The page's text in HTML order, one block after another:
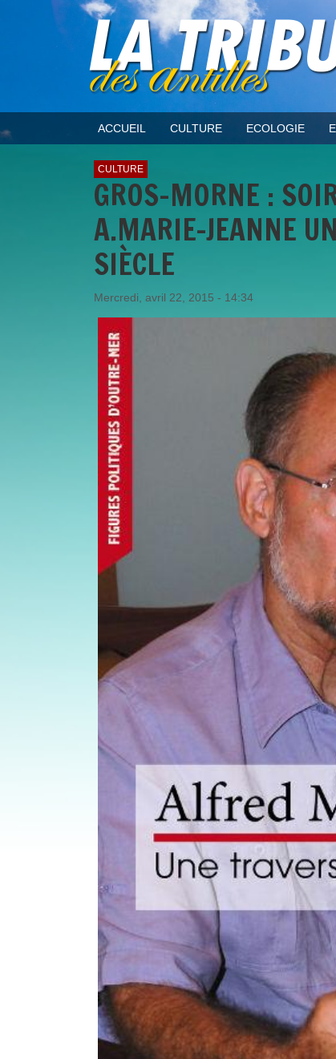
ACCUEIL CULTURE ECOLOGIE
CULTURE
GROS-MORNE :
A.MARIE-JEANNE
SIÈCLE
Mercredi, avril 22, 2015 - 14:34